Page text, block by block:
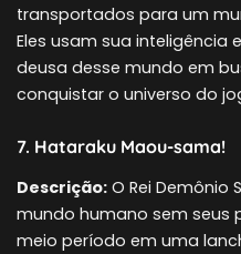
transportados para um
Eles usam sua inteligência
deusa desse mundo em
conquistar o universo do
7. Hataraku Maou-sama!
Descrição: O Rei
mundo humano sem seus
meio período em uma